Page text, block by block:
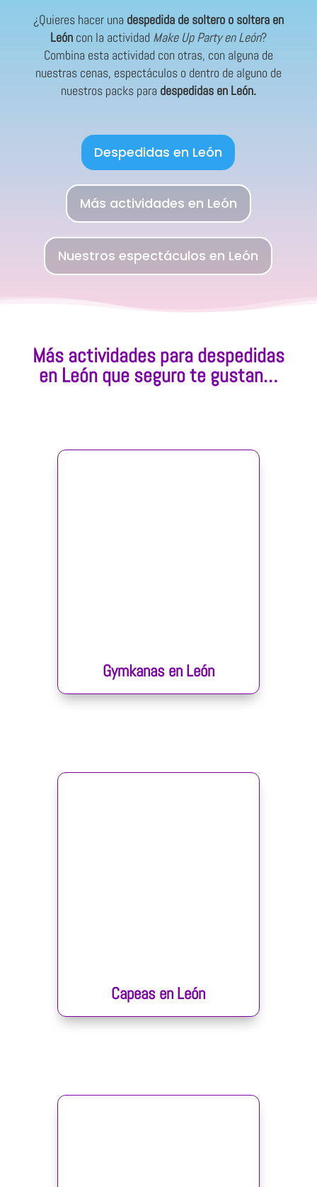
¿Quieres hacer una despedida de soltero o soltera en
Leóncon la actividad Make Up Party en León?
Combina esta actividad con otras, con alguna de
nuestras cenas, espectáculos o dentro de alguno de
nuestros packs para despedidas en León.
Despedidas en León
Más actividades en León
Nuestros espectáculos en León
Más actividades para despedidas
en León que seguro te gustan…
Gymkanas en León
Capeas en León